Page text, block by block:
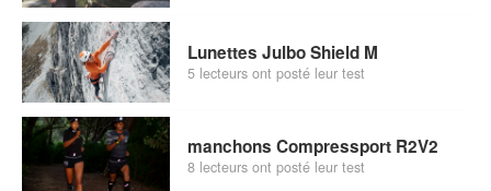
Lunettes Julbo Shield M
5 lecteurs ont posté leur test
manchons Compressport R2V2
8 lecteurs ont posté leur test